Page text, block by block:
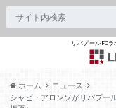
リバプールFC
ホーム
ニュース
シャビ・アロンソがリバプー